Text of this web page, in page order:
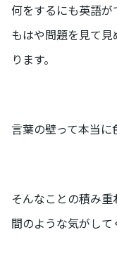
何をするにも英語が
もはや問題を見て
ります。
言葉の壁って本当に
そんなことの積み
間のような気がして